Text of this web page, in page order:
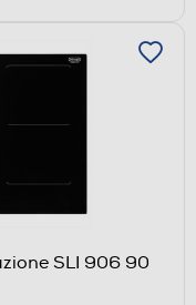
SLI 906 90